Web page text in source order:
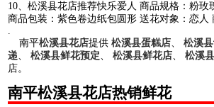
10、松溪县花店推荐快乐爱人 商品规格：粉玫
商品包装：紫色卷边纸包圆形 送花对象：恋人
.
南平松溪县花店提供松溪县蛋糕店、松溪
递、松溪县鲜花预定、松溪县鲜花店、松溪
店。
南平松溪县花店热销鲜花